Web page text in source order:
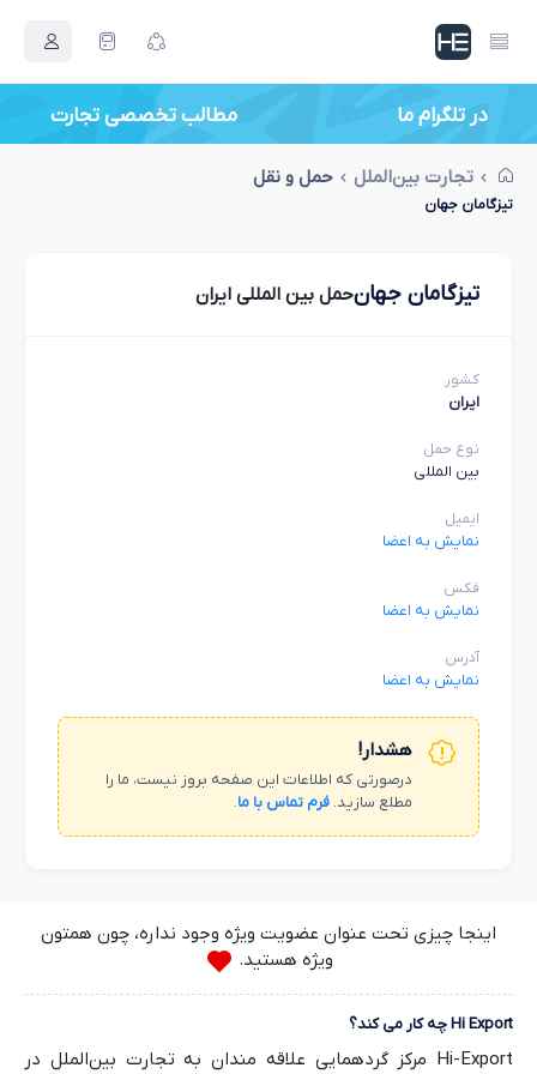
در تلگرام ما مطالب تخصصی تجارت
تجارت بین‌الملل حمل و نقل
تیزگامان جهان
تیزگامان جهانحمل بین المللی ایران
کشور
ایران
نوع حمل
بین المللی
ایمیل
نمایش به اعضا
فکس
نمایش به اعضا
آدرس
نمایش به اعضا
هشدار!
درصورتی که اطلاعات این صفحه بروز نیست، ما را
مطلع سازید. فرم تماس با ما.
اینجا چیزی تحت عنوان عضویت ویژه وجود نداره، چون همتون
ویژه هستید.
Hi Export چه کار می کند؟
Hi-Export مرکز گردهمایی علاقه مندان به تجارت بین‌الملل در